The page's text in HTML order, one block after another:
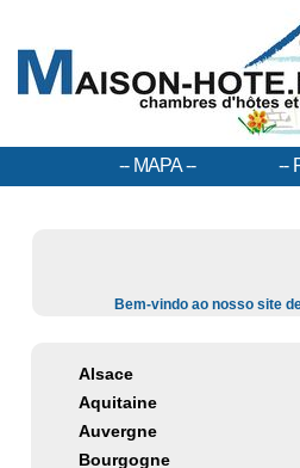
MAPA
Bem-vindo ao nosso site
Alsace
Aquitaine
Auvergne
Bourgogne